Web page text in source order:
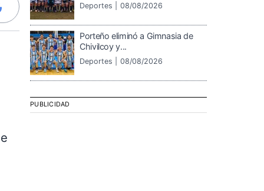
Deportes | 08/08/2026
Porteño eliminó a Gimnasia de
Chivilcoy y...
Deportes | 08/08/2026
PUBLICIDAD